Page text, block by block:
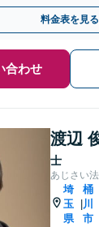
ださい。【初回面
料金表を見る
合わせ
渡辺
士
あじさい
埼
玉
県
桶
川
市